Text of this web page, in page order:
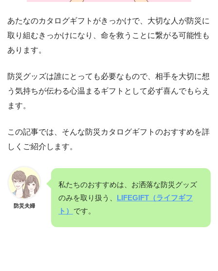
あたなのカタログギフトがきっかけで、大切な人が防災に
取り組むきっかけになり、命を救うことに繋がる可能性も
あります。
防災グッズは誰にとっても必要なもので、相手を大切に想
う気持ちが伝わる心温まるギフトとして必ず喜んでもらえ
ます。
この記事では、そんな防災カタログギフトのおすすめを詳
しくご紹介します。
防災夫婦
私たちのおすすめは、お洒落な防災グッズ
のみを取り扱う、 LIFEGIFT（ライフギフ
ト）
です。